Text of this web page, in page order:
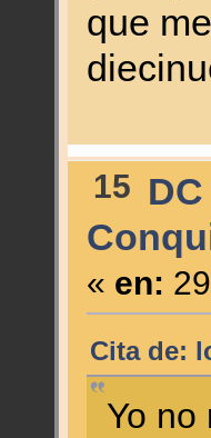
que
15
« en:
Cita de:
Yo no